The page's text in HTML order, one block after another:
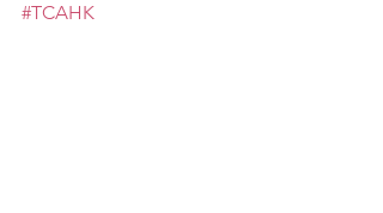
#TCAHK